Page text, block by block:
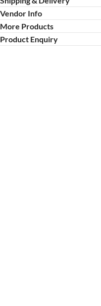
Vendor Info
More Products
Product Enquiry